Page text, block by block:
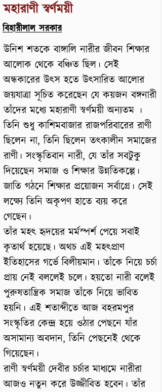
মহারাণী স্বর্ণময়ী
বিহারীলাল সরকার
উনিশ শতকে বাঙ্গালি নারীর জীবন শিক্ষার
আলোক থেকে বঞ্চিত ছিল। সেই
অন্ধকারের উৎস হতে উৎসারিত আলোর
জয়যাত্রা সূচিত করেছেন যে কয়জন বঙ্গনারী
তাঁদের মধ্যে মহারাণী স্বর্ণময়ী অন্যতম ।
তিনি শুধু কাশিমবাজার রাজপরিবারের রাণী
ছিলেন না, তিনি ছিলেন তৎকালীন সমাজের
রাণী। সংস্কৃতিবান নারী, যে তাঁর সবটুকু
দিয়েছেন সমাজ ও শিক্ষার উন্নতিকল্পে।
জাতি গঠনে শিক্ষার প্রয়োজন সর্বাগ্রে। সেই
লক্ষ্যে তিনি অকৃপণ হাতে ব্যয় করে
গেছেন।
তাঁর মহৎ হৃদয়ের মর্মস্পর্শ পেয়ে সবাই
কৃতার্থ হয়েছে। অথচ এই মহৎপ্রাণ
ইতিহাসের গর্ভে বিলীয়মান। তাঁকে নিয়ে চর্চা
প্রায় নেই বললেই চলে। হয়তো নারী বলেই
পুরুষতান্ত্রিক সমাজ তাঁকে নিয়ে ভাবিত
হয়নি। এই শতাব্দীতে আজ বহরমপুর
সংস্কৃতির কেন্দ্র হয়ে ওঠার পেছনে যাঁর
অসামান্য অবদান, তিনি পেছনেই থেকে
গিয়েছেন।
রাণী স্বর্ণময়ী দেবীর চর্চার মাধ্যমে নারীরা
আজ‌ও নতুন করে উজ্জীবিত হবেন। তাঁর